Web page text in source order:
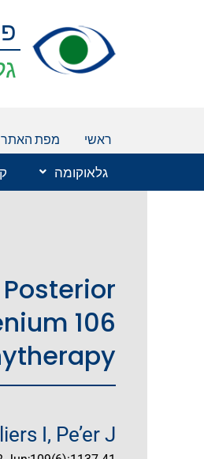
ראשי מפת האתר
גלאוקומה
106
I, Pe’er J.